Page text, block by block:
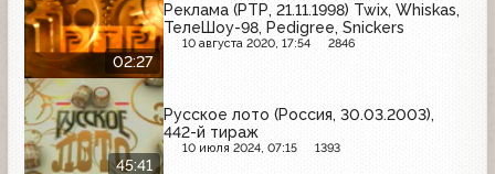
02:27
Реклама (РТР, 21.11.1998) Twix, Whiskas,
ТелеШоу-98, Pedigree, Snickers
10 августа 2020, 17:54 2846
45:41
Русское лото (Россия, 30.03.2003),
442-й тираж
10 июля 2024, 07:15 1393